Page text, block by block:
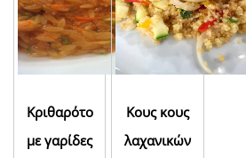
Κριθαρότο
με γαρίδες
Κους κους
λαχανικών